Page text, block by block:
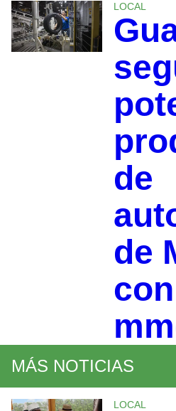
LOCAL
de
de
MÁS NOTICIAS
LOCAL